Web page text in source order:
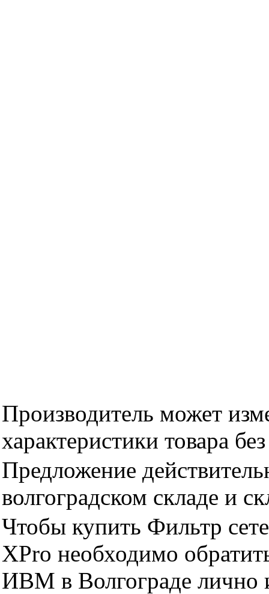
Производитель может
характеристики товара
Предложение
волгоградском складе и
Чтобы купить Фильтр
XPro необходимо
ИВМ в Волгограде лично